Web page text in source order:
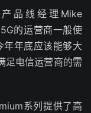
品线经理Mike
的运营商一般使
年底应该能够大
足电信运营商的需
系列提供了高